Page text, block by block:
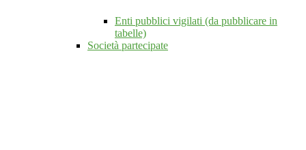
Enti pubblici vigilati (da pubblicare in
tabelle)
Società partecipate